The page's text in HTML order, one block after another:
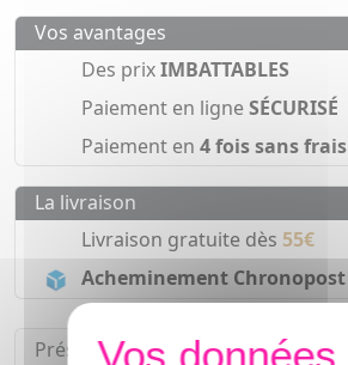
Vos avantages
Des prixIMBATTABLES
Paiement en ligneSÉCURISÉ
Paiement en 4 fois sans frais
La livraison
Livraison gratuite dès 55€
Acheminement Chronopost
Présentation